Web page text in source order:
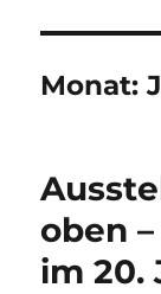
Monat:
oben
im 20.